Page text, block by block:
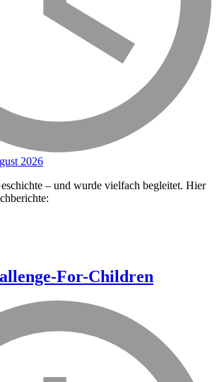
2026
– und wurde vielfach begleitet. Hier
For-Children